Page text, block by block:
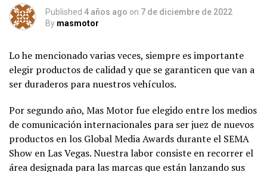
Published 4 años ago on 7 de diciembre de 2022
By masmotor
Lo he mencionado varias veces, siempre es importante
elegir productos de calidad y que se garanticen que van a
ser duraderos para nuestros vehículos.
Por segundo año, Mas Motor fue elegido entre los medios
de comunicación internacionales para ser juez de nuevos
productos en los Global Media Awards durante el SEMA
Show en Las Vegas. Nuestra labor consiste en recorrer el
área designada para las marcas que están lanzando sus